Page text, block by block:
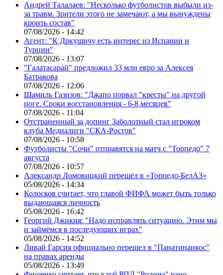
Андрей Талалаев: "Несколько футболистов выбыли из-
за травм. Зрители этого не замечают, а мы вынуждены
кроить состав"
07/08/2026 - 14:42
Агент: "К Дркушичу есть интерес из Испании и
Турции"
07/08/2026 - 13:07
"Галатасарай" предложил 33 млн евро за Алексея
Батракова
07/08/2026 - 12:06
Шамиль Газизов: "Джапо порвал "кресты" на другой
ноге. Сроки восстановления - 6-8 месяцев"
07/08/2026 - 11:04
Отстраненный за допинг Заболотный стал игроком
клуба Медиалиги "СКА-Ростов"
07/08/2026 - 10:58
Футболисты "Сочи" отправятся на матч с "Торпедо" 7
августа
07/08/2026 - 10:57
Александр Ломовицкий перешёл в «Торпедо-БелАЗ»
05/08/2026 - 14:34
Колосков считает, что главой ФИФА может быть только
выдающаяся личность
05/08/2026 - 16:42
Георгий Джикия: "Надо исправлять ситуацию. Этим мы
и займёмся в последующих играх"
05/08/2026 - 14:52
Ливай Гарсия официально перешел в "Панатинаикос"
на правах аренды
05/08/2026 - 13:49